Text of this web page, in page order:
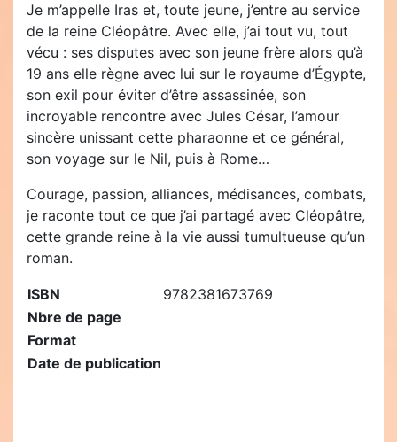
Je m’appelle Iras et, toute jeune, j’entre au service
de la reine Cléopâtre. Avec elle, j’ai tout vu, tout
vécu : ses disputes avec son jeune frère alors qu’à
19 ans elle règne avec lui sur le royaume d’Égypte,
son exil pour éviter d’être assassinée, son
incroyable rencontre avec Jules César, l’amour
sincère unissant cette pharaonne et ce général,
son voyage sur le Nil, puis à Rome…
Courage, passion, alliances, médisances, combats,
je raconte tout ce que j’ai partagé avec Cléopâtre,
cette grande reine à la vie aussi tumultueuse qu’un
roman.
ISBN
9782381673769
Nbre de page
Format
Date de publication